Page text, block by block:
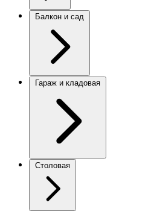
Балкон и сад
Гараж и кладовая
Столовая